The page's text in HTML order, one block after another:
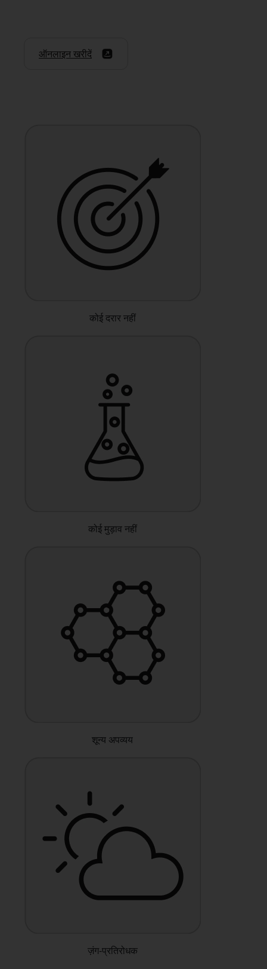
ऑनलाइन खरीदें
कोई दरार नहीं
कोई मुड़ाव नहीं
शून्य अपव्यय
ज़ंग-प्रतिरोधक